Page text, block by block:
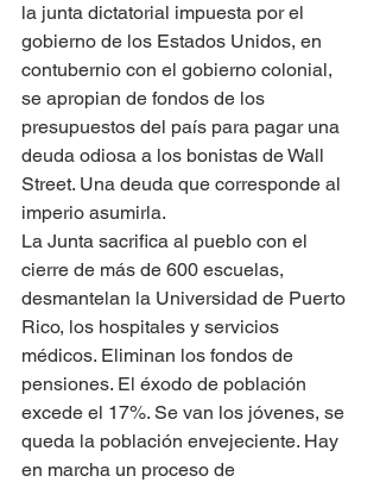
la junta dictatorial impuesta por el
gobierno de los Estados Unidos, en
contubernio con el gobierno colonial,
se apropian de fondos de los
presupuestos del país para pagar una
deuda odiosa a los bonistas de Wall
Street. Una deuda que corresponde al
imperio asumirla.
La Junta sacrifica al pueblo con el
cierre de más de 600 escuelas,
desmantelan la Universidad de Puerto
Rico, los hospitales y servicios
médicos. Eliminan los fondos de
pensiones. El éxodo de población
excede el 17%. Se van los jóvenes, se
queda la población envejeciente. Hay
en marcha un proceso de